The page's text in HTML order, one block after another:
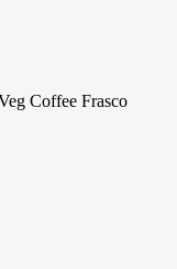
Coffee Frasco